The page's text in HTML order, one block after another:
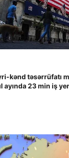
kənd təsərrüfatı
23 min iş